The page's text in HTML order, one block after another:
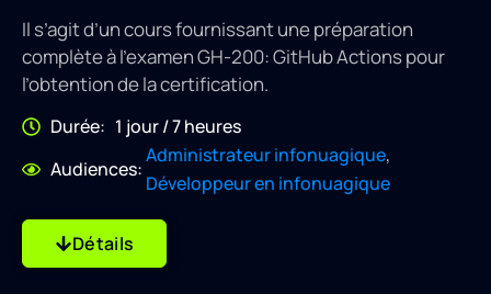
Il s’agit d’un cours fournissant une préparation
complète à l’examen GH-200: GitHub Actions pour
l’obtention de la certification.
Durée: 1 jour / 7 heures
Audiences:
Administrateur infonuagique,
Développeur en infonuagique
Détails